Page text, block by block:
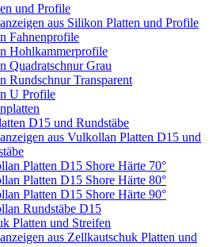
und Profile
aus Silikon Platten und Profile
Fahnenprofile
Hohlkammerprofile
Quadratschnur Grau
Rundschnur Transparent
U Profile
D15 und Rundstäbe
aus Vulkollan Platten D15 und
Platten D15 Shore Härte 70°
Platten D15 Shore Härte 80°
Platten D15 Shore Härte 90°
Rundstäbe D15
Platten und Streifen
aus Zellkautschuk Platten und